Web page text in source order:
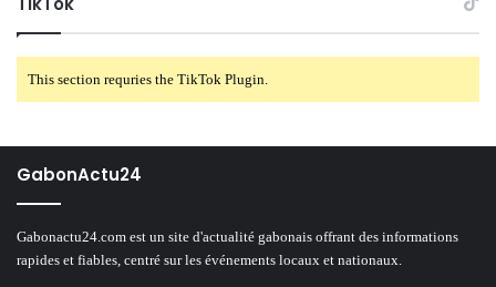
This section requries the TikTok Plugin.
GabonActu24
Gabonactu24.com est un site d'actualité gabonais offrant des informations
rapides et fiables, centré sur les événements locaux et nationaux.